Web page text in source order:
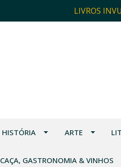
LIVROS
HISTÓRIA ARTE
CAÇA, GASTRONOMIA & VINHOS